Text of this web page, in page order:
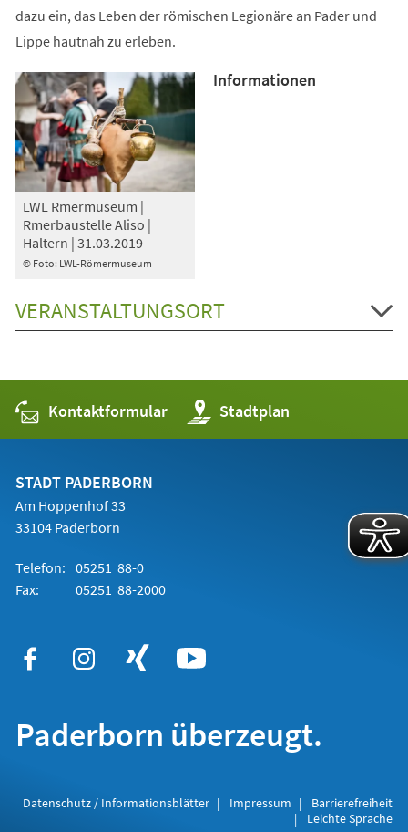
dazu ein, das Leben der römischen Legionäre an Pader und
Lippe hautnah zu erleben.
© Foto: LWL-Römermuseum
LWL Rmermuseum |
Rmerbaustelle Aliso |
Haltern | 31.03.2019
Informationen
VERANSTALTUNGSORT
Kontaktformular Stadtplan
(Öffnet
in
einem
STADT PADERBORN
Am Hoppenhof 33
33104 Paderborn
Telefon: 05251 88-0
Fax:
05251 88-2000
Paderborn überzeugt.
Datenschutz / Informationsblätter Impressum
Barrierefreiheit
Leichte Sprache